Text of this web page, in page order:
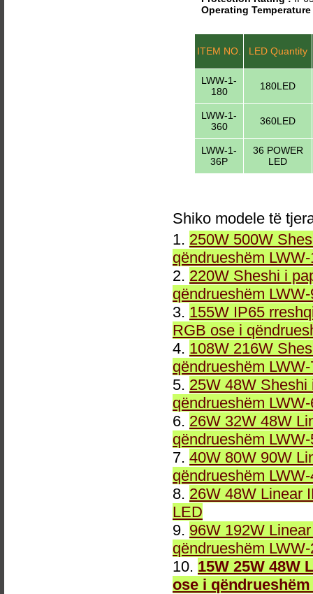
Operating
ITEM NO. LED Quantity
LWW-1-
180
180LED
LWW-1-
360
360LED
LWW-1-
36P
36 POWER
LED
Shiko modele të
1. 250W 500W
qëndrueshëm
2. 220W Sheshi i
qëndrueshëm
3. 155W IP65
RGB ose i
4. 108W 216W
qëndrueshëm
5. 25W 48W
qëndrueshëm
6. 26W 32W 48W
qëndrueshëm
7. 40W 80W 90W
qëndrueshëm
8. 26W 48W Linear
LED
9. 96W 192W
qëndrueshëm
10. 15W 25W 48W
ose i